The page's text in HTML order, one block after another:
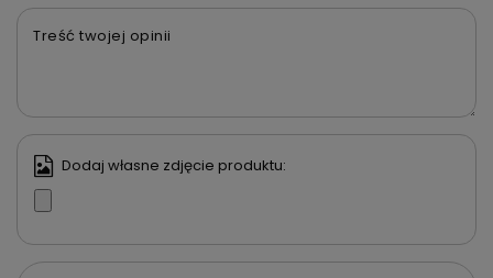
Treść twojej opinii
Dodaj własne zdjęcie produktu: